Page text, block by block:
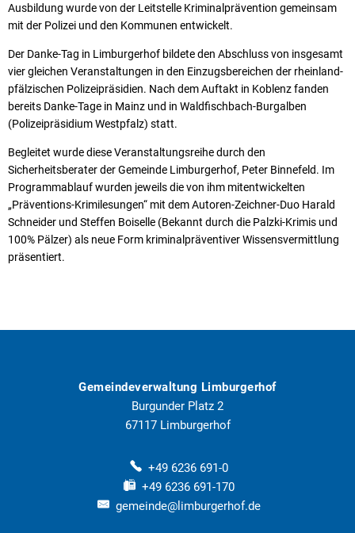
Ausbildung wurde von der Leitstelle Kriminalprävention gemeinsam
mit der Polizei und den Kommunen entwickelt.
Der Danke-Tag in Limburgerhof bildete den Abschluss von insgesamt
vier gleichen Veranstaltungen in den Einzugsbereichen der rheinland-
pfälzischen Polizeipräsidien. Nach dem Auftakt in Koblenz fanden
bereits Danke-Tage in Mainz und in Waldfischbach-Burgalben
(Polizeipräsidium Westpfalz) statt.
Begleitet wurde diese Veranstaltungsreihe durch den
Sicherheitsberater der Gemeinde Limburgerhof, Peter Binnefeld. Im
Programmablauf wurden jeweils die von ihm mitentwickelten
„Präventions-Krimilesungen“ mit dem Autoren-Zeichner-Duo Harald
Schneider und Steffen Boiselle (Bekannt durch die Palzki-Krimis und
100% Pälzer) als neue Form kriminalpräventiver Wissensvermittlung
präsentiert.
Gemeindeverwaltung Limburgerhof
Burgunder Platz 2
67117 Limburgerhof
+49 6236 691-0
+49 6236 691-170
gemeinde@limburgerhof.de